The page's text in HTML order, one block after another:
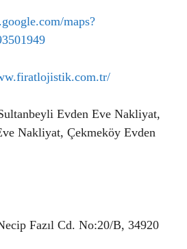
maps?
Evden Eve Nakliyat,
Nakliyat, Çekmeköy Evden
Fazıl Cd. No:20/B, 34920